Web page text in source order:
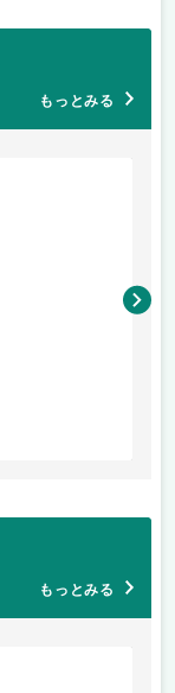
もっとみる
松
もっとみる